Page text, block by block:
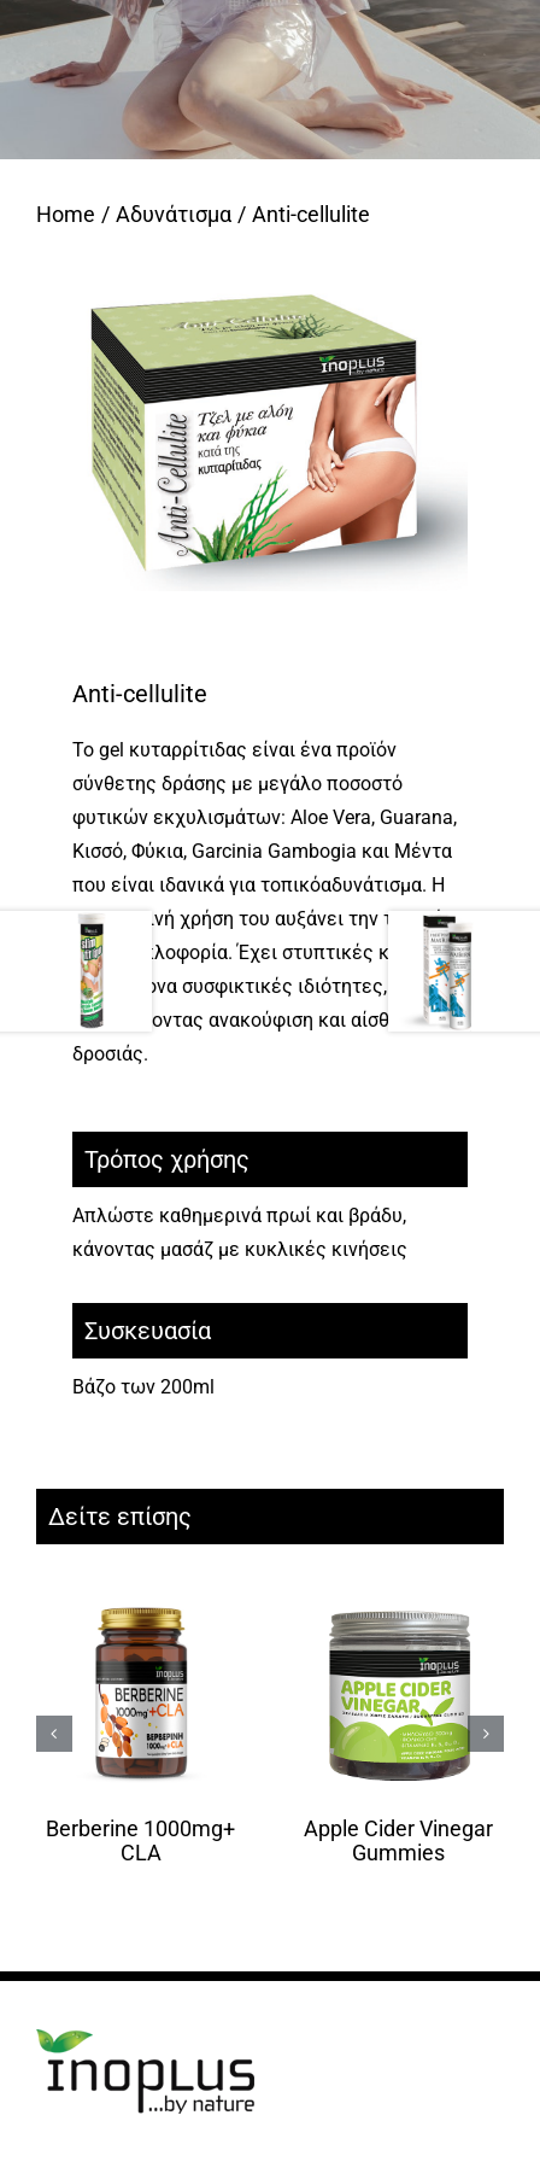
Home Αδυνάτισμα Anti-cellulite
Anti-cellulite
Το gel κυταρρίτιδας είναι ένα προϊόν
σύνθετης δράσης με μεγάλο ποσοστό
φυτικών εκχυλισμάτων: Aloe Vera, Guarana,
Κισσό, Φύκια, Garcinia Gambogia και Μέντα
που είναι ιδανικά για τοπικόαδυνάτισμα. Η
καθημερινή χρήση του αυξάνει την τοπική
μικροκυκλοφορία. Έχει στυπτικές και
ταυτόχρονα συσφικτικές ιδιότητες,
προσφέροντας ανακούφιση και αίσθηση
δροσιάς.
Τρόπος χρήσης
Απλώστε καθημερινά πρωί και βράδυ,
κάνοντας μασάζ με κυκλικές κινήσεις
Συσκευασία
Βάζο των 200ml
Δείτε επίσης
Berberine 1000mg+
CLA
Apple Cider Vinegar
Gummies